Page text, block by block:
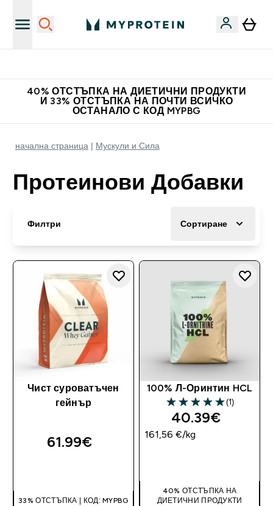
40% ОТСТЪПКА НА ДИЕТИЧНИ ПРОДУКТИ
И 33% ОТСТЪПКА НА ПОЧТИ ВСИЧКО
ОСТАНАЛО С КОД MYPBG
начална страница Мускули и Сила
Протеинови Добавки
Филтри Сортиране
Чист суроватъчен
гейнър
61.99€‎
33% ОТСТЪПКА | КОД: MYPBG
100% Л-Оринтин HCL
5 out of 5 stars
(1)
40.39€‎
161,56 €‎/kg
40% ОТСТЪПКА НА
ДИЕТИЧНИ ПРОДУКТИ